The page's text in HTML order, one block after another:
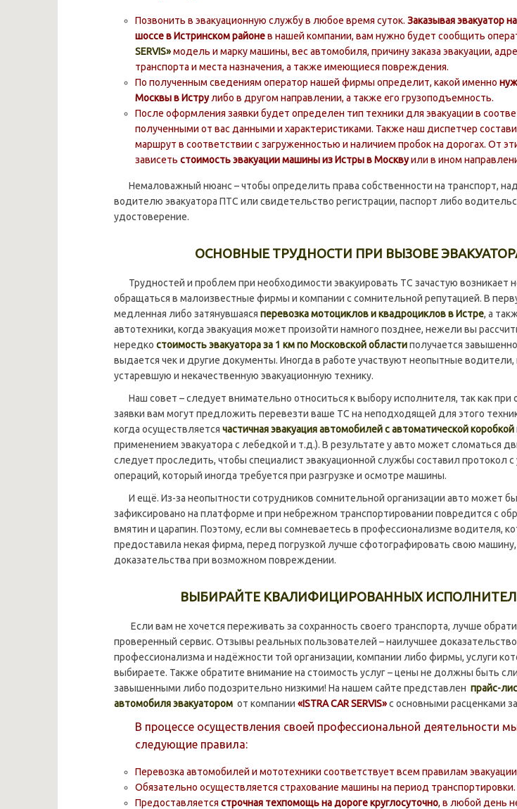
Позвонить в эвакуационную службу в любое время суток. Заказывая эвакуатор
шоссе в Истринском районев нашей компании, вам нужно будет сообщить
SERVIS»модель и марку машины, вес автомобиля, причину заказа эвакуации,
транспорта и места назначения, а также имеющиеся повреждения.
По полученным сведениям оператор нашей фирмы определит, какой именно
Москвы в Иструлибо в другом направлении, а также его грузоподъемность.
После оформления заявки будет определен тип техники для эвакуации в
полученными от вас данными и характеристиками. Также наш диспетчер
маршрут в соответствии с загруженностью и наличием пробок на дорогах. От
зависеть стоимость эвакуации машины из Истры в Москвуили в ином
Немаловажный нюанс – чтобы определить права собственности на транспорт,
водителю эвакуатора ПТС или свидетельство регистрации, паспорт либо
удостоверение.
ОСНОВНЫЕ ТРУДНОСТИ ПРИ ВЫЗОВЕ
Трудностей и проблем при необходимости эвакуировать ТС зачастую возникает
обращаться в малоизвестные фирмы и компании с сомнительной репутацией. В
медленная либо затянувшаяся перевозка мотоциклов и квадроциклов в Истре, а
автотехники, когда эвакуация может произойти намного позднее, нежели вы
нередко стоимость эвакуатора за 1 км по Московской областиполучается
выдается чек и другие документы. Иногда в работе участвуют неопытные
устаревшую и некачественную эвакуационную технику.
Наш совет – следует внимательно относиться к выбору исполнителя, так как
заявки вам могут предложить перевезти ваше ТС на неподходящей для этого
когда осуществляется частичная эвакуация автомобилей с автоматической коробкой
применением эвакуатора с лебедкой и т.д.). В результате у авто может сломаться
следует проследить, чтобы специалист эвакуационной службы составил протокол с
операций, который иногда требуется при разгрузке и осмотре машины.
И ещё. Из-за неопытности сотрудников сомнительной организации авто может
зафиксировано на платформе и при небрежном транспортировании повредится с
вмятин и царапин. Поэтому, если вы сомневаетесь в профессионализме водителя,
предоставила некая фирма, перед погрузкой лучше сфотографировать свою
доказательства при возможном повреждении.
ВЫБИРАЙТЕ КВАЛИФИЦИРОВАННЫХ
Если вам не хочется переживать за сохранность своего транспорта, лучше
проверенный сервис. Отзывы реальных пользователей – наилучшее доказательство
профессионализма и надёжности той организации, компании либо фирмы, услуги
выбираете. Также обратите внимание на стоимость услуг – цены не должны быть
завышенными либо подозрительно низкими! На нашем сайте представлен прайс-
автомобиля эвакуатором от компании «ISTRA CAR SERVIS»с основными расценками
В процессе осуществления своей профессиональной деятельности
следующие правила:
Перевозка автомобилей и мототехники соответствует всем правилам
Обязательно осуществляется страхование машины на период транспортировки.
Предоставляется строчная техпомощь на дороге круглосуточно, в любой день